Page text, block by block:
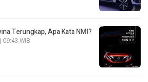
Terungkap, Apa Kata NMI?
09:43 WIB